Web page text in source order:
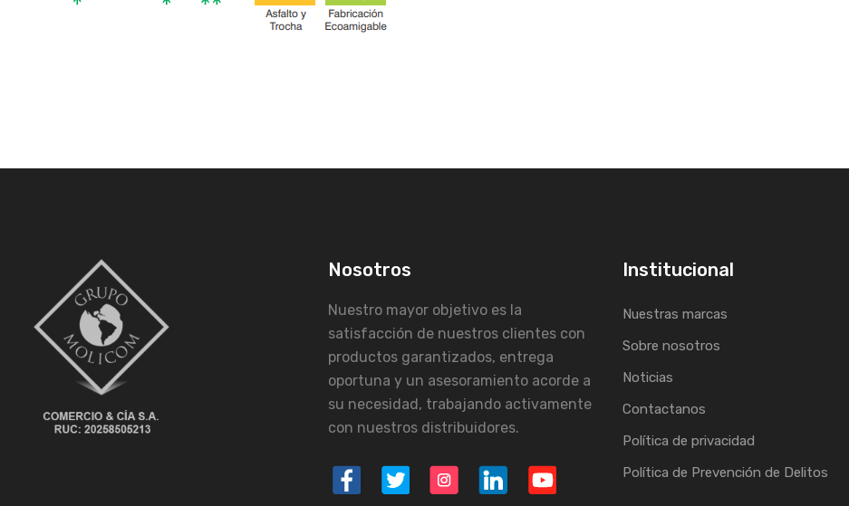
Nosotros
Nuestro mayor objetivo es la
satisfacción de nuestros clientes con
productos garantizados, entrega
oportuna y un asesoramiento acorde a
su necesidad, trabajando activamente
con nuestros distribuidores.
Institucional
Nuestras marcas
Sobre nosotros
Noticias
Contactanos
Política de privacidad
Política de Prevención de Delitos